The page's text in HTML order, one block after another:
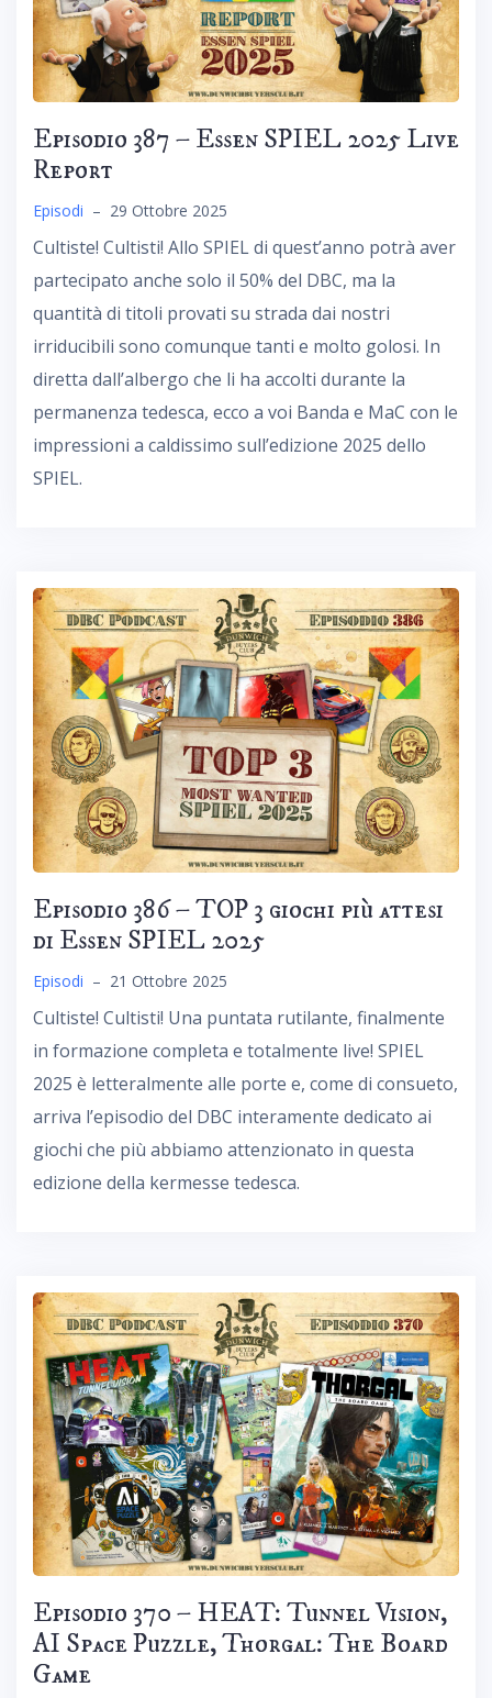
Episodio 387 – Essen SPIEL 2025 Live
Report
Episodi – 29 Ottobre 2025
Cultiste! Cultisti! Allo SPIEL di quest’anno potrà aver
partecipato anche solo il 50% del DBC, ma la
quantità di titoli provati su strada dai nostri
irriducibili sono comunque tanti e molto golosi. In
diretta dall’albergo che li ha accolti durante la
permanenza tedesca, ecco a voi Banda e MaC con le
impressioni a caldissimo sull’edizione 2025 dello
SPIEL.
Episodio 386 – TOP 3 giochi più attesi
di Essen SPIEL 2025
Episodi – 21 Ottobre 2025
Cultiste! Cultisti! Una puntata rutilante, finalmente
in formazione completa e totalmente live! SPIEL
2025 è letteralmente alle porte e, come di consueto,
arriva l’episodio del DBC interamente dedicato ai
giochi che più abbiamo attenzionato in questa
edizione della kermesse tedesca.
Episodio 370 – HEAT: Tunnel Vision,
AI Space Puzzle, Thorgal: The Board
Game